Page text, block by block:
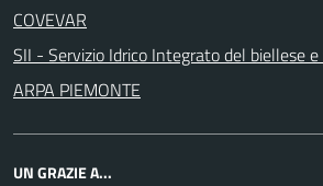
COVEVAR
SII - Servizio Idrico Integrato del biellese e
ARPA PIEMONTE
UN GRAZIE A...